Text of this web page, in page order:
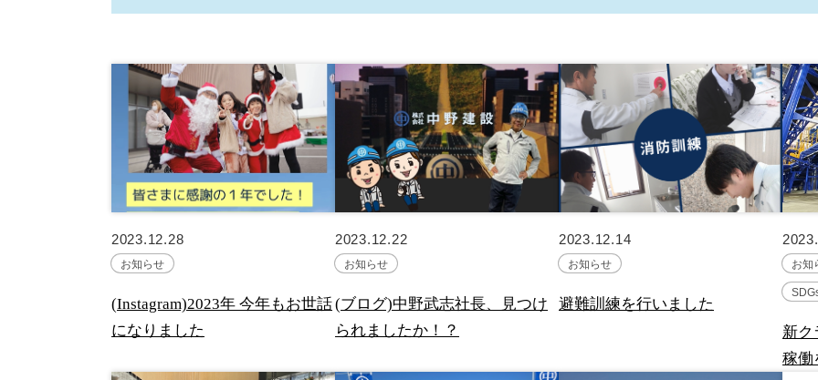
2023.12.28
お知らせ
(Instagram)2023年 今年もお世話
になりました
2023.12.22
お知らせ
(ブログ)中野武志社長、見つけ
られましたか！？
2023.12.14
お知らせ
避難訓練を行いました
お知
新ク
稼働